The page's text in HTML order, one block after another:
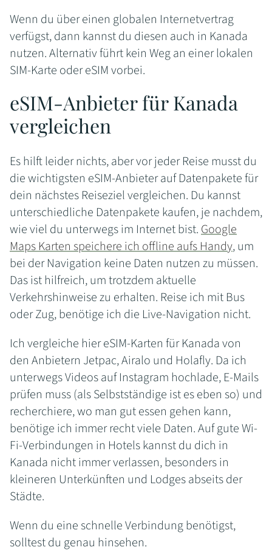
Wenn du über einen globalen Internetvertrag
verfügst, dann kannst du diesen auch in Kanada
nutzen. Alternativ führt kein Weg an einer lokalen
SIM-Karte oder eSIM vorbei.
eSIM-Anbieter für Kanada
vergleichen
Es hilft leider nichts, aber vor jeder Reise musst du
die wichtigsten eSIM-Anbieter auf Datenpakete für
dein nächstes Reiseziel vergleichen. Du kannst
unterschiedliche Datenpakete kaufen, je nachdem,
wie viel du unterwegs im Internet bist.Google
Maps Karten speichere ich offline aufs Handy, um
bei der Navigation keine Daten nutzen zu müssen.
Das ist hilfreich, um trotzdem aktuelle
Verkehrshinweise zu erhalten. Reise ich mit Bus
oder Zug, benötige ich die Live-Navigation nicht.
Ich vergleiche hier eSIM-Karten für Kanada von
den Anbietern Jetpac, Airalo und Holafly. Da ich
unterwegs Videos auf Instagram hochlade, E-Mails
prüfen muss (als Selbstständige ist es eben so) und
recherchiere, wo man gut essen gehen kann,
benötige ich immer recht viele Daten. Auf gute Wi-
Fi-Verbindungen in Hotels kannst du dich in
Kanada nicht immer verlassen, besonders in
kleineren Unterkünften und Lodges abseits der
Städte.
Wenn du eine schnelle Verbindung benötigst,
solltest du genau hinsehen.